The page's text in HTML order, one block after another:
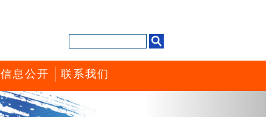
信息公开 联系我们